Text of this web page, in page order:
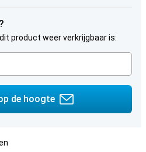
product weer verkrijgbaar is:
de hoogte